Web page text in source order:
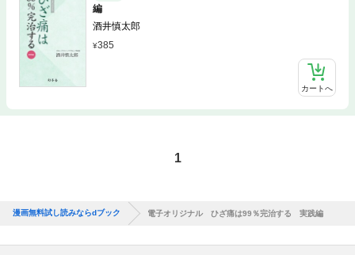
編
酒井慎太郎
385
カートへ
1
漫画無料試し読みならdブック 電子オリジナル ひざ痛は99％完治する 実践編